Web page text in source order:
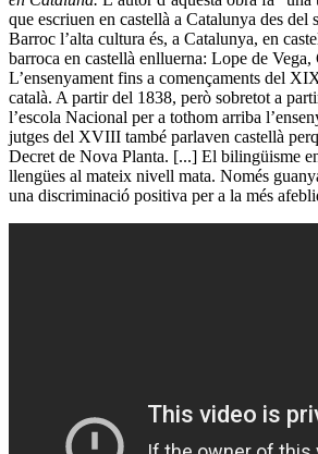
que escriuen en castellà a Catalunya des
Barroc l’alta cultura és, a Catalunya, en
barroca en castellà enlluerna: Lope de
L’ensenyament fins a començaments del
català. A partir del 1838, però sobretot a
l’escola Nacional per a tothom arriba
jutges del XVIII també parlaven castellà
Decret de Nova Planta. [...] El bilingüisme
llengües al mateix nivell mata. Només
una discriminació positiva per a la més